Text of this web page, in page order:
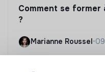
Comment se former
?
Marianne Roussel•